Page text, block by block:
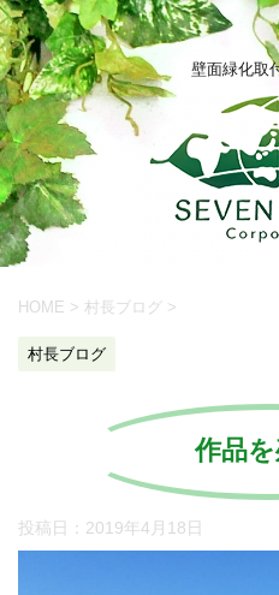
壁面緑化取
HOME > 村長ブログ >
村長ブログ
作品
投稿日： 2019年4月18日